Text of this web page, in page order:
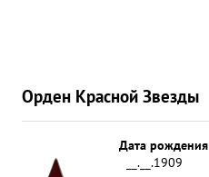
Орден Красной Звезды
Дата рождения
__.__.1909